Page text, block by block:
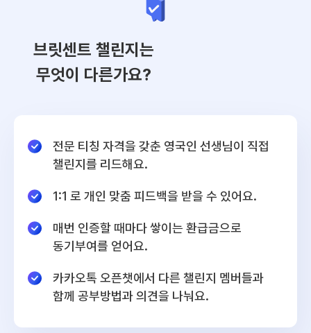
브릿센트 챌린지는
무엇이 다른가요?
전문 티칭 자격을 갖춘 영국인 선생님이 직접
챌린지를 리드해요.
1:1 로 개인 맞춤 피드백을 받을 수 있어요.
매번 인증할 때마다 쌓이는 환급금으로
동기부여를 얻어요.
카카오톡 오픈챗에서 다른 챌린지 멤버들과
함께 공부방법과 의견을 나눠요.